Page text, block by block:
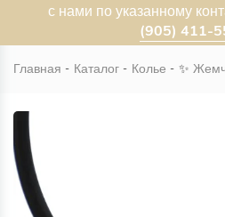
с нами по указанному
(905) 411-
Главная Каталог Колье ✨